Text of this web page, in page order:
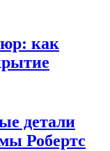
как
детали
Робертс